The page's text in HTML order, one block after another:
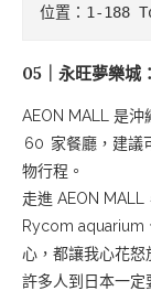
位置：1-188
05｜永旺夢樂城
AEON MALL 是
60 家餐廳，建議
物行程。
走進 AEON MALL
Rycom aquarium
心，都讓我心花怒
許多人到日本一